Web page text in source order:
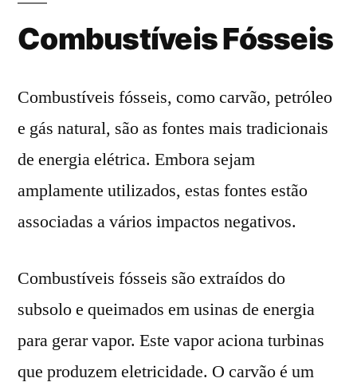
Combustíveis Fósseis
Combustíveis fósseis, como carvão, petróleo
e gás natural, são as fontes mais tradicionais
de energia elétrica. Embora sejam
amplamente utilizados, estas fontes estão
associadas a vários impactos negativos.
Combustíveis fósseis são extraídos do
subsolo e queimados em usinas de energia
para gerar vapor. Este vapor aciona turbinas
que produzem eletricidade. O carvão é um